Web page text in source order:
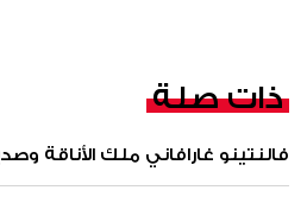
ذات صلة
فالنتينو غارافاني ملك الأناقة